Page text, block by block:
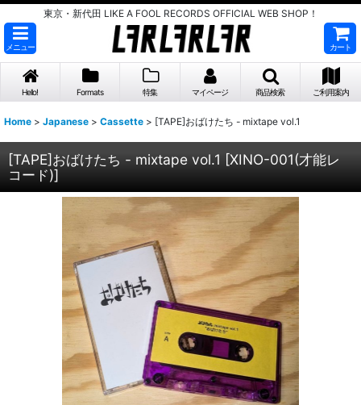
東京・新代田 LIKE A FOOL RECORDS OFFICIAL WEB SHOP！
メニュー カート
Hello! Formats 特集 マイページ 商品検索 ご利用案内
Home > Japanese > Cassette > [TAPE]おばけたち - mixtape vol.1
[TAPE]おばけたち - mixtape vol.1 [XINO-001(才能レ
コード)]